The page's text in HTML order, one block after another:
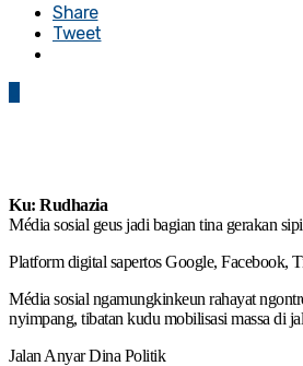
Share
Tweet
Ku: Rudhazia
Média sosial geus jadi bagian tina gerakan
Platform digital sapertos Google,
Média sosial ngamungkinkeun rahayat
nyimpang, tibatan kudu mobilisasi massa di
Jalan Anyar Dina Politik